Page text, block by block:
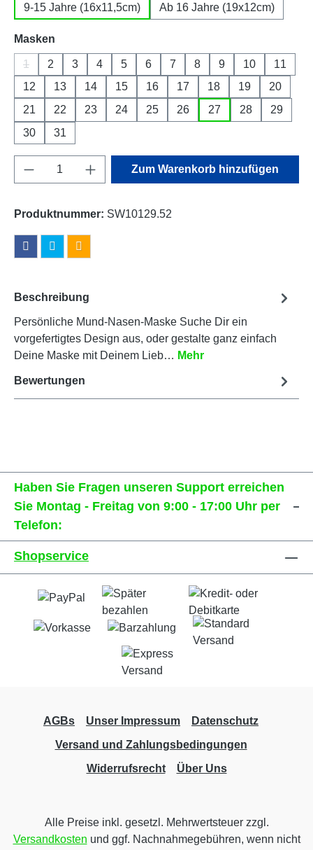
9-15 Jahre (16x11,5cm) Ab 16 Jahre (19x12cm)
Masken
1
(Diese Option ist zurzeit nicht verfügbar.)
2 3 4 5 6 7 8 9 10
11
12
13 14 15 16 17 18 19
20
21
22 23 24 25 26 27 28
29
30
31
Produkt Anzahl: Gib den gewünschten
Zum Warenkorb hinzufügen
Produktnummer: SW10129.52
Beschreibung
Persönliche Mund-Nasen-Maske Suche Dir ein
vorgefertigtes Design aus, oder gestalte ganz einfach
Deine Maske mit Deinem Lieb… Mehr
Bewertungen
Haben Sie Fragen unseren Support erreichen
Sie Montag - Freitag von 9:00 - 17:00 Uhr per
Telefon:
Shopservice
AGBs Unser Impressum
Datenschutz
Versand und Zahlungsbedingungen
Widerrufsrecht
Über Uns
Alle Preise inkl. gesetzl. Mehrwertsteuer zzgl.
Versandkosten und ggf. Nachnahmegebühren, wenn nicht